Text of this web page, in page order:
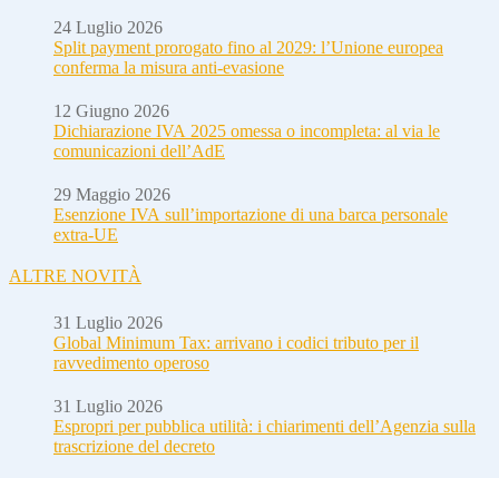
24 Luglio 2026
Split payment prorogato fino al 2029: l’Unione europea
conferma la misura anti-evasione
12 Giugno 2026
Dichiarazione IVA 2025 omessa o incompleta: al via le
comunicazioni dell’AdE
29 Maggio 2026
Esenzione IVA sull’importazione di una barca personale
extra-UE
ALTRE NOVITÀ
31 Luglio 2026
Global Minimum Tax: arrivano i codici tributo per il
ravvedimento operoso
31 Luglio 2026
Espropri per pubblica utilità: i chiarimenti dell’Agenzia sulla
trascrizione del decreto